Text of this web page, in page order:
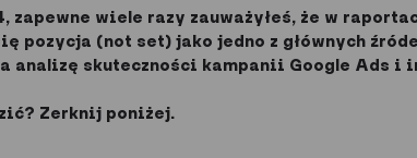
zapewne wiele razy zauważyłeś, że w
pozycja (not set) jako jedno z głównych
analizę skuteczności kampanii Google Ads i
Zerknij poniżej.